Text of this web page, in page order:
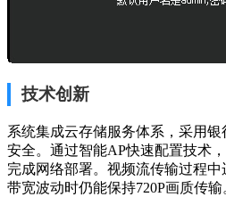
技术创新
系统集成云存储服务体系，采用
安全。通过智能AP快速配置技术
完成网络部署。视频流传输过程
带宽波动时仍能保持720P画质传